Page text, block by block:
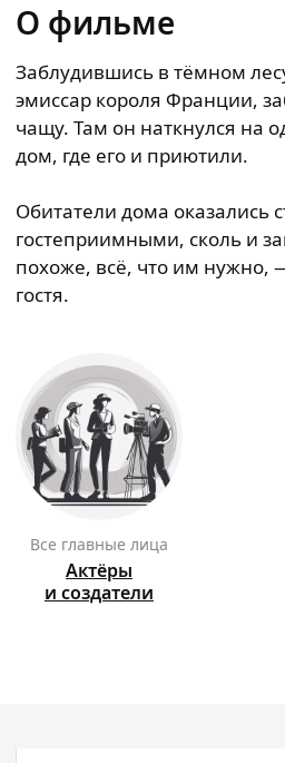
О фильме
Заблудившись в тёмном
эмиссар короля Франции,
чащу. Там он наткнулся на
дом, где его и приютили.
Обитатели дома оказались
гостеприимными, сколь и
похоже, всё, что им нужно,
гостя.
Все главные лица
Актёры
и создатели